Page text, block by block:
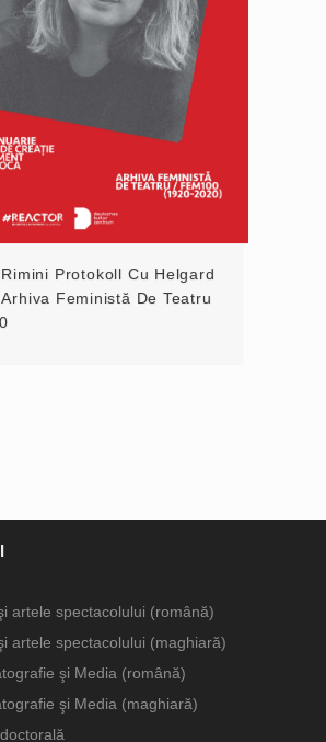
Protokoll Cu Helgard
Feministă De Teatru
artele spectacolului (română)
artele spectacolului (maghiară)
şi Media (română)
şi Media (maghiară)